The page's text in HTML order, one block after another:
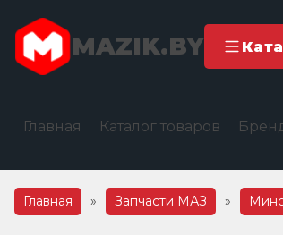
MAZIK.BY
Главная Каталог товаров
Главная » Запчасти МАЗ »